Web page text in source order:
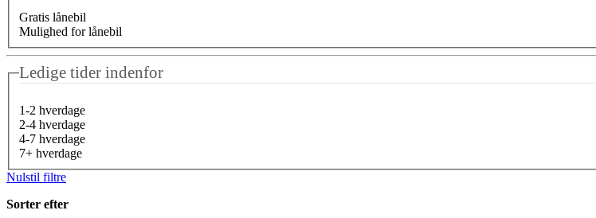
Gratis lånebil
Mulighed for lånebil
Ledige tider indenfor
1-2 hverdage
2-4 hverdage
4-7 hverdage
7+ hverdage
Nulstil filtre
Sorter efter